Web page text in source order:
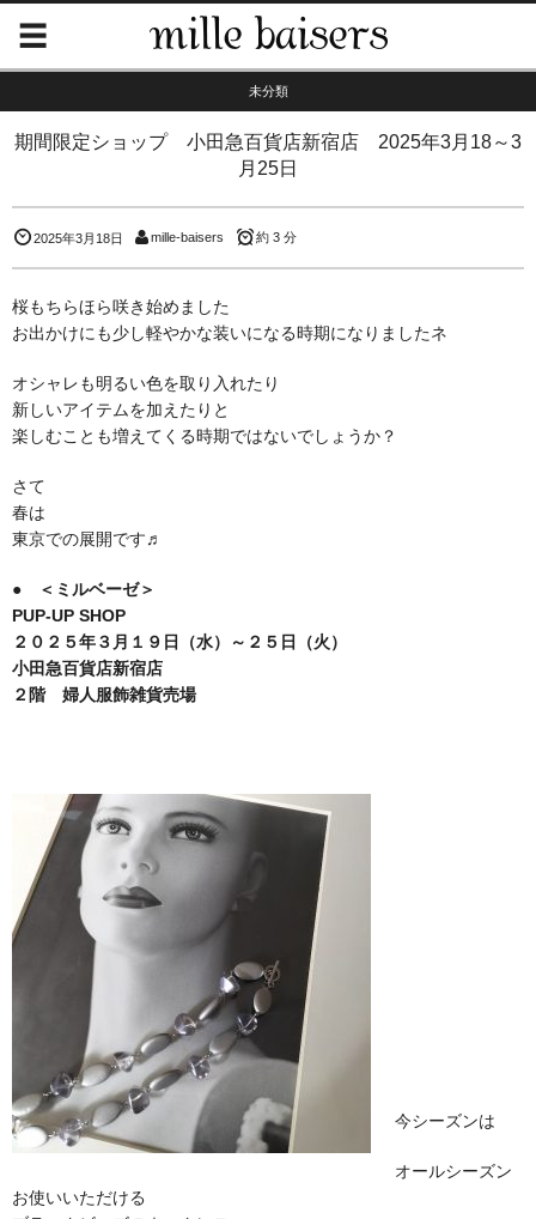
未分類
期間限定ショップ 小田急百貨店新宿店 2025年3月18～3
月25日
2025年3月18日 mille-baisers 約 3 分
桜もちらほら咲き始めました
お出かけにも少し軽やかな装いになる時期になりましたネ
オシャレも明るい色を取り入れたり
新しいアイテムを加えたりと
楽しむことも増えてくる時期ではないでしょうか？
さて
春は
東京での展開です♬
● ＜ミルベーゼ＞
PUP-UP SHOP
２０２５年３月１９日（水）～２５日（火）
小田急百貨店新宿店
２階 婦人服飾雑貨売場
今シーズンは
オールシーズン
お使いいただける